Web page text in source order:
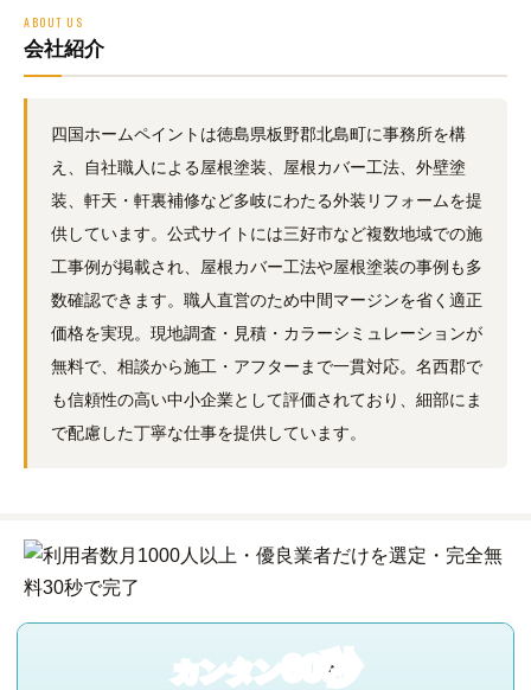
ABOUT US
会社紹介
四国ホームペイントは徳島県板野郡北島町に事務所を構
え、自社職人による屋根塗装、屋根カバー工法、外壁塗
装、軒天・軒裏補修など多岐にわたる外装リフォームを提
供しています。公式サイトには三好市など複数地域での施
工事例が掲載され、屋根カバー工法や屋根塗装の事例も多
数確認できます。職人直営のため中間マージンを省く適正
価格を実現。現地調査・見積・カラーシミュレーションが
無料で、相談から施工・アフターまで一貫対応。名西郡で
も信頼性の高い中小企業として評価されており、細部にま
で配慮した丁寧な仕事を提供しています。
カンタン60秒